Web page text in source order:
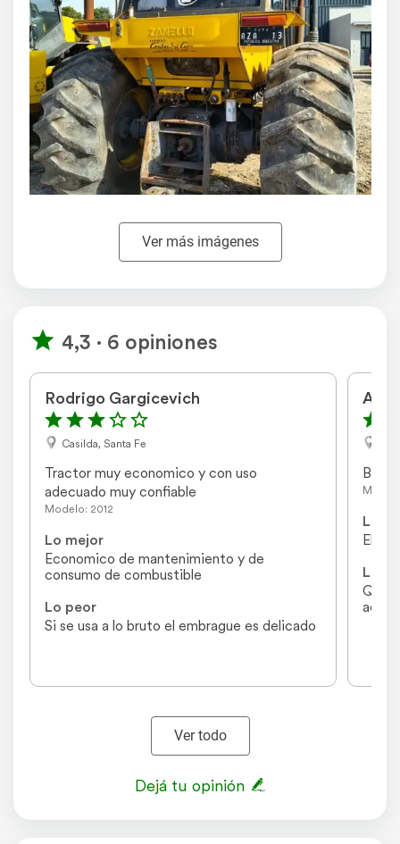
Ver más imágenes
4,3 · 6 opiniones
Rodrigo Gargicevich
Casilda, Santa Fe
Tractor muy economico y con uso
adecuado muy confiable
Modelo: 2012
Lo mejor
Economico de mantenimiento y de
consumo de combustible
Lo peor
Si se usa a lo bruto el embrague es delicado
Lo
El
Lo
Que
Ver todo
Dejá tu opinión